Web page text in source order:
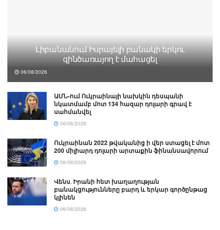
Լիբանանում Իսրայելի բանակի երկու
զինծառայող է մահացել
06/08/2026
ԱՄՆ-ում Ուկրաինայի նախկին դեսպանի
նկատմամբ մոտ 134 հազար դոլարի գրավ է
սահմանվել
06/08/2026
Ուկրաինան 2022 թվականից ի վեր ստացել է մոտ
200 միլիարդ դոլարի արտաքին ֆինանսավորում
06/08/2026
Վենս․ Իրանի հետ խաղաղության
բանակցությունները բարդ և երկար գործընթաց
կլինեն
06/08/2026